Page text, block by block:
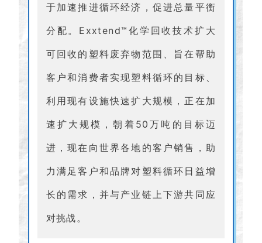
于加速推进循环经济，促进总量平衡
分配。Exxtend™化学回收技术扩大
可回收的塑料废弃物范围、旨在帮助
客户和消费者实现塑料循环的目标、
利用现有设施快速扩大规模，正在加
速扩大规模，朝着50万吨的目标迈
进，现在向世界各地的客户销售，助
力满足客户和品牌对塑料循环日益增
长的需求，并与产业链上下游共同应
对挑战。